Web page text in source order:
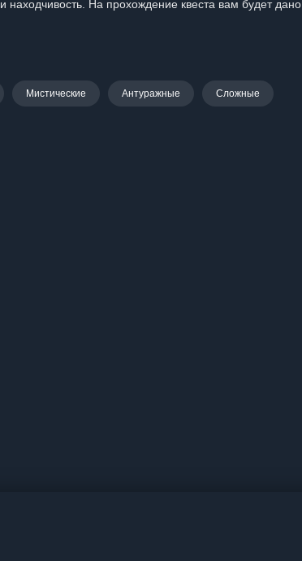
находчивость. На прохождение квеста вам будет дано
Мистические Антуражные Сложные